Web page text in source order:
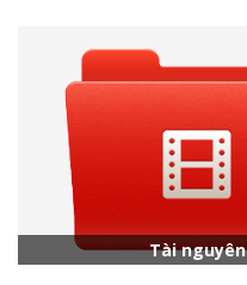
Tài nguyên